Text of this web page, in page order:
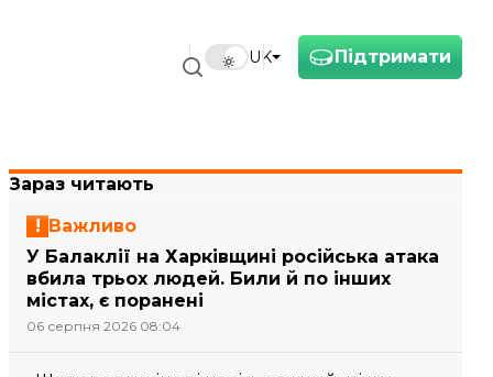
Підтримати
UK
Зараз читають
Важливо
У Балаклії на Харківщині російська атака
вбила трьох людей. Били й по інших
містах, є поранені
06 серпня 2026 08:04